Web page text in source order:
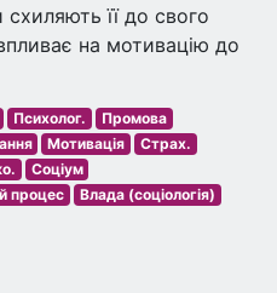
її до свого
на мотивацію до
Психолог.
Промова
Мотивація
Страх.
Соціум
процес
Влада (соціологія)